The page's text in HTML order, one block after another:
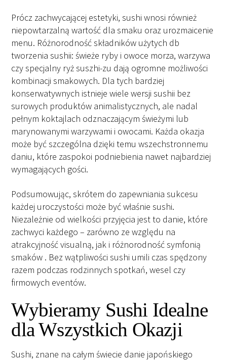
Prócz zachwycającej estetyki, sushi wnosi również
niepowtarzalną wartość dla smaku oraz urozmaicenie
menu. Różnorodność składników użytych db
tworzenia sushii: świeże ryby i owoce morza, warzywa
czy specjalny ryż suszhi-zu dają ogromne możliwości
kombinacji smakowych. Dla tych bardziej
konserwatywnych istnieje wiele wersji sushii bez
surowych produktów animalistycznych, ale nadal
pełnym koktajlach odznaczającym świeżymi lub
marynowanymi warzywami i owocami. Każda okazja
może być szczególna dzięki temu wszechstronnemu
daniu, które zaspokoi podniebienia nawet najbardziej
wymagających gości.
Podsumowując, skrótem do zapewniania sukcesu
każdej uroczystości może być właśnie sushi.
Niezależnie od wielkości przyjęcia jest to danie, które
zachwyci każdego – zarówno ze względu na
atrakcyjność visualną, jak i różnorodność symfonią
smaków . Bez wątpliwości sushi umili czas spędzony
razem podczas rodzinnych spotkań, wesel czy
firmowych eventów.
Wybieramy Sushi Idealne
dla Wszystkich Okazji
Sushi, znane na całym świecie danie japońskiego